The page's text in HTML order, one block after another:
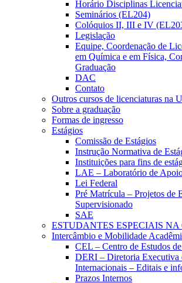
Horário Disciplinas
Seminários (EL204)
Colóquios II, III e IV
Legislação
Equipe, Coordenação de
em Química e em Física,
Graduação
DAC
Contato
Outros cursos de licenciaturas na
Sobre a graduação
Formas de ingresso
Estágios
Comissão de Estágios
Instrução Normativa de
Instituições para fins de
LAE – Laboratório de
Lei Federal
Pré Matrícula – Projetos de
Supervisionado
SAE
ESTUDANTES ESPECIAIS
Intercâmbio e Mobilidade
CEL – Centro de Estudos
DERI – Diretoria Executiva
Internacionais – Editais e
Prazos Internos